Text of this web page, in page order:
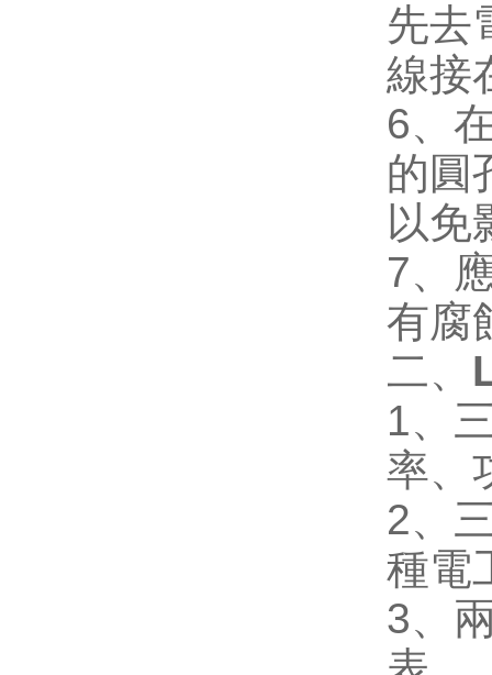
先去
線接
6、
的圓
以免
7、
有腐
二、
1、
率、
2、
種電
3、